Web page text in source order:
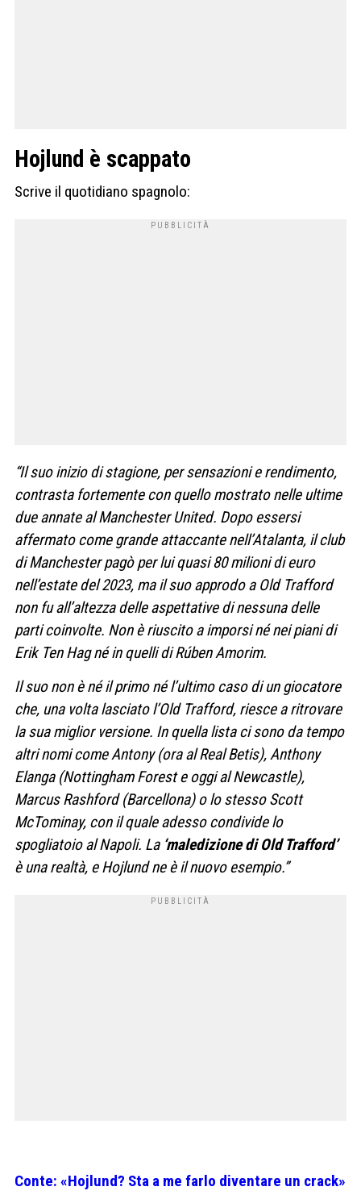
Hojlund è scappato
Scrive il quotidiano spagnolo:
“Il suo inizio di stagione, per sensazioni e rendimento,
contrasta fortemente con quello mostrato nelle ultime
due annate al Manchester United. Dopo essersi
affermato come grande attaccante nell’Atalanta, il club
di Manchester pagò per lui quasi 80 milioni di euro
nell’estate del 2023, ma il suo approdo a Old Trafford
non fu all’altezza delle aspettative di nessuna delle
parti coinvolte. Non è riuscito a imporsi né nei piani di
Erik Ten Hag né in quelli di Rúben Amorim.
Il suo non è né il primo né l’ultimo caso di un giocatore
che, una volta lasciato l’Old Trafford, riesce a ritrovare
la sua miglior versione. In quella lista ci sono da tempo
altri nomi come Antony (ora al Real Betis), Anthony
Elanga (Nottingham Forest e oggi al Newcastle),
Marcus Rashford (Barcellona) o lo stesso Scott
McTominay, con il quale adesso condivide lo
spogliatoio al Napoli. La ‘maledizione di Old Trafford’
è una realtà, e Hojlund ne è il nuovo esempio.”
Conte: «Hojlund? Sta a me farlo diventare un crack»